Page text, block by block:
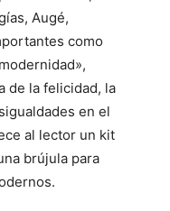
Augé,
como
de la felicidad, la
en el
al lector un kit
brújula para